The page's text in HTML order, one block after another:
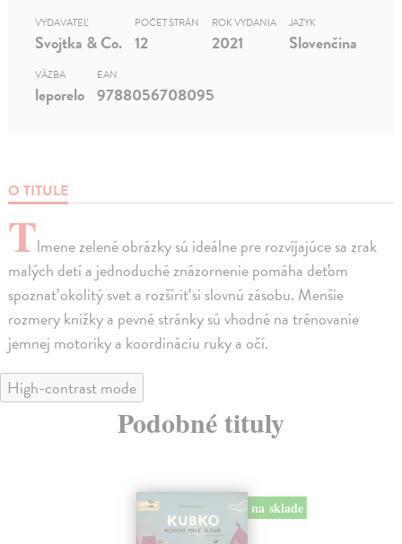
O TITULE
Tlmene zelené obrázky sú ideálne pre rozvíjajúce sa zrak
malých detí a jednoduché znázornenie pomáha deťom
spoznať okolitý svet a rozšíriť si slovnú zásobu. Menšie
rozmery knižky a pevné stránky sú vhodné na trénovanie
jemnej motoriky a koordináciu ruky a očí.
VYDAVATEĽ
Svojtka & Co.
POČET STRÁN
12
ROK VYDANIA
2021
JAZYK
Slovenčina
VÄZBA
leporelo
EAN
9788056708095
High-contrast mode
Podobné tituly
na sklade